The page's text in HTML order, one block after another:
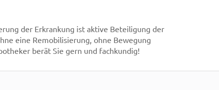
der Erkrankung ist aktive Beteiligung der
eine Remobilisierung, ohne Bewegung
berät Sie gern und fachkundig!